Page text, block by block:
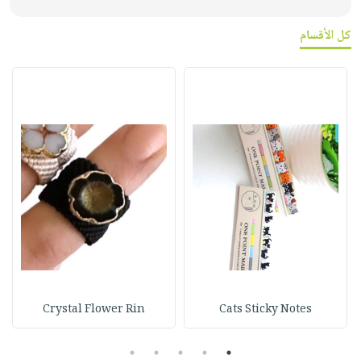
كل الأقسام
Cats Sticky Notes
Crystal Flower Rin
1
2
3
4
5